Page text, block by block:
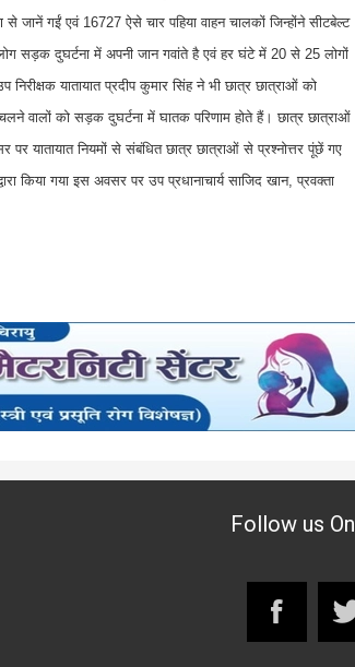
जानें गईं एवं 16727 ऐसे चार पहिया वाहन चालकों जिन्होंने सीटबेल्ट
सड़क दुघर्टना में अपनी जान गवांते है एवं हर घंटे में 20 से 25 लोगों
यातायात प्रदीप कुमार सिंह ने भी छात्र छात्राओं को
वालों को सड़क दुघर्टना में घातक परिणाम होते हैं। छात्र छात्राओं
यातायात नियमों से संबंधित छात्र छात्राओं से प्रश्नोत्तर पूंछें गए
किया गया इस अवसर पर उप प्रधानाचार्य साजिद खान, प्रवक्ता
Follow us On